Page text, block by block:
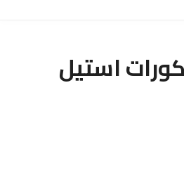
استيل